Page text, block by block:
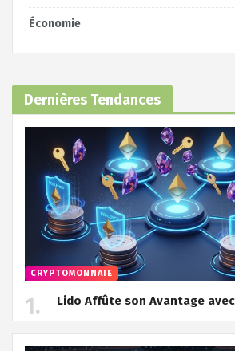
Économie
Dernières Tendances
CRYPTOMONNAIE
Lido Affûte son Avantage